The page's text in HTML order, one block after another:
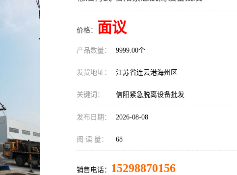
价格： 面议
产品数量： 9999.00个
发货地址： 江苏省连云港海州区
关键词： 信阳紧急脱离设备批发
发布日期： 2026-08-08
阅 读 量： 68
销售电话： 15298870156